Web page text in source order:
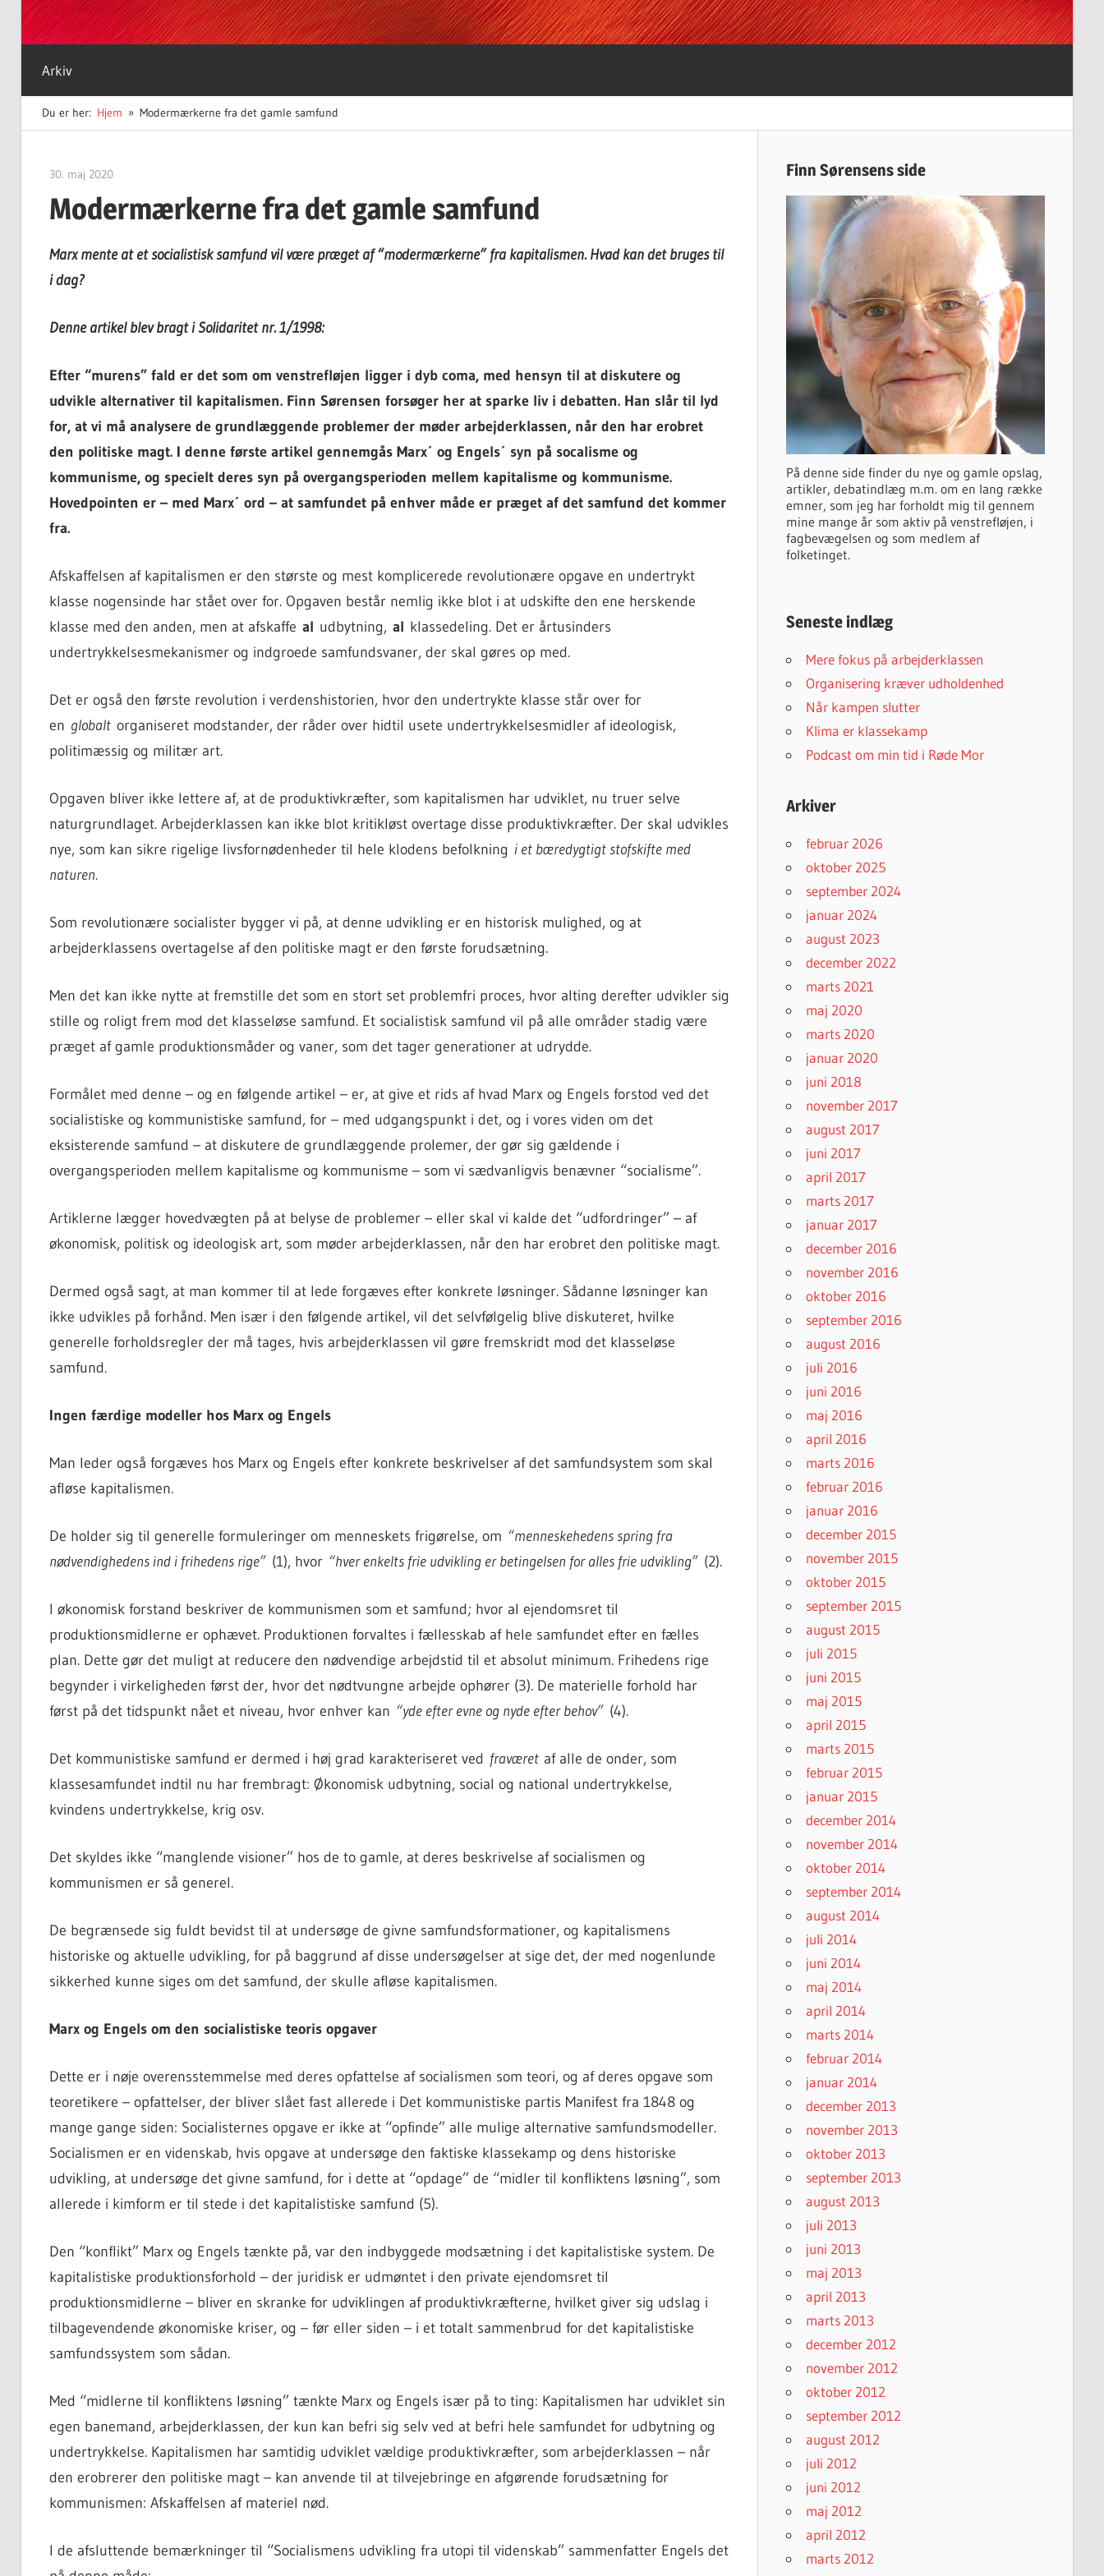
Arkiv
Du er her: Hjem Modermærkerne fra det gamle samfund
30. maj 2020Finn Sørensen
Modermærkerne fra det gamle samfund
Marx mente at et socialistisk samfund vil være præget af “modermærkerne” fra kapitalismen. Hvad kan det bruges til
i dag?
Denne artikel blev bragt i Solidaritet nr. 1/1998:
Efter “murens” fald er det som om venstrefløjen ligger i dyb coma, med hensyn til at diskutere og
udvikle alternativer til kapitalismen. Finn Sørensen forsøger her at sparke liv i debatten. Han slår til lyd
for, at vi må analysere de grundlæggende problemer der møder arbejderklassen, når den har erobret
den politiske magt. I denne første artikel gennemgås Marx´ og Engels´ syn på socalisme og
kommunisme, og specielt deres syn på overgangsperioden mellem kapitalisme og kommunisme.
Hovedpointen er – med Marx´ ord – at samfundet på enhver måde er præget af det samfund det kommer
fra.
Afskaffelsen af kapitalismen er den største og mest komplicerede revolutionære opgave en undertrykt
klasse nogensinde har stået over for. Opgaven består nemlig ikke blot i at udskifte den ene herskende
klasse med den anden, men at afskaffe al udbytning, al klassedeling. Det er årtusinders
undertrykkelsesmekanismer og indgroede samfundsvaner, der skal gøres op med.
Det er også den første revolution i verdenshistorien, hvor den undertrykte klasse står over for
en globaltorganiseret modstander, der råder over hidtil usete undertrykkelsesmidler af ideologisk,
politimæssig og militær art.
Opgaven bliver ikke lettere af, at de produktivkræfter, som kapitalismen har udviklet, nu truer selve
naturgrundlaget. Arbejderklassen kan ikke blot kritikløst overtage disse produktivkræfter. Der skal udvikles
nye, som kan sikre rigelige livsfornødenheder til hele klodens befolkning i et bæredygtigt stofskifte med
naturen.
Som revolutionære socialister bygger vi på, at denne udvikling er en historisk mulighed, og at
arbejderklassens overtagelse af den politiske magt er den første forudsætning.
Men det kan ikke nytte at fremstille det som en stort set problemfri proces, hvor alting derefter udvikler sig
stille og roligt frem mod det klasseløse samfund. Et socialistisk samfund vil på alle områder stadig være
præget af gamle produktionsmåder og vaner, som det tager generationer at udrydde.
Formålet med denne – og en følgende artikel – er, at give et rids af hvad Marx og Engels forstod ved det
socialistiske og kommunistiske samfund, for – med udgangspunkt i det, og i vores viden om det
eksisterende samfund – at diskutere de grundlæggende prolemer, der gør sig gældende i
overgangsperioden mellem kapitalisme og kommunisme – som vi sædvanligvis benævner “socialisme”.
Artiklerne lægger hovedvægten på at belyse de problemer – eller skal vi kalde det “udfordringer” – af
økonomisk, politisk og ideologisk art, som møder arbejderklassen, når den har erobret den politiske magt.
Dermed også sagt, at man kommer til at lede forgæves efter konkrete løsninger. Sådanne løsninger kan
ikke udvikles på forhånd. Men især i den følgende artikel, vil det selvfølgelig blive diskuteret, hvilke
generelle forholdsregler der må tages, hvis arbejderklassen vil gøre fremskridt mod det klasseløse
samfund.
Ingen færdige modeller hos Marx og Engels
Man leder også forgæves hos Marx og Engels efter konkrete beskrivelser af det samfundsystem som skal
afløse kapitalismen.
De holder sig til generelle formuleringer om menneskets frigørelse, om “menneskehedens spring fra
nødvendighedens ind i frihedens rige”(1), hvor “hver enkelts frie udvikling er betingelsen for alles frie udvikling”(2).
I økonomisk forstand beskriver de kommunismen som et samfund; hvor al ejendomsret til
produktionsmidlerne er ophævet. Produktionen forvaltes i fællesskab af hele samfundet efter en fælles
plan. Dette gør det muligt at reducere den nødvendige arbejdstid til et absolut minimum. Frihedens rige
begynder i virkeligheden først der, hvor det nødtvungne arbejde ophører (3). De materielle forhold har
først på det tidspunkt nået et niveau, hvor enhver kan “yde efter evne og nyde efter behov”(4).
Det kommunistiske samfund er dermed i høj grad karakteriseret ved fraværet af alle de onder, som
klassesamfundet indtil nu har frembragt: Økonomisk udbytning, social og national undertrykkelse,
kvindens undertrykkelse, krig osv.
Det skyldes ikke “manglende visioner” hos de to gamle, at deres beskrivelse af socialismen og
kommunismen er så generel.
De begrænsede sig fuldt bevidst til at undersøge de givne samfundsformationer, og kapitalismens
historiske og aktuelle udvikling, for på baggrund af disse undersøgelser at sige det, der med nogenlunde
sikkerhed kunne siges om det samfund, der skulle afløse kapitalismen.
Marx og Engels om den socialistiske teoris opgaver
Dette er i nøje overensstemmelse med deres opfattelse af socialismen som teori, og af deres opgave som
teoretikere – opfattelser, der bliver slået fast allerede i Det kommunistiske partis Manifest fra 1848 og
mange gange siden: Socialisternes opgave er ikke at “opfinde” alle mulige alternative samfundsmodeller.
Socialismen er en videnskab, hvis opgave at undersøge den faktiske klassekamp og dens historiske
udvikling, at undersøge det givne samfund, for i dette at “opdage” de “midler til konfliktens løsning”, som
allerede i kimform er til stede i det kapitalistiske samfund (5).
Den “konflikt” Marx og Engels tænkte på, var den indbyggede modsætning i det kapitalistiske system. De
kapitalistiske produktionsforhold – der juridisk er udmøntet i den private ejendomsret til
produktionsmidlerne – bliver en skranke for udviklingen af produktivkræfterne, hvilket giver sig udslag i
tilbagevendende økonomiske kriser, og – før eller siden – i et totalt sammenbrud for det kapitalistiske
samfundssystem som sådan.
Med “midlerne til konfliktens løsning” tænkte Marx og Engels især på to ting: Kapitalismen har udviklet sin
egen banemand, arbejderklassen, der kun kan befri sig selv ved at befri hele samfundet for udbytning og
undertrykkelse. Kapitalismen har samtidig udviklet vældige produktivkræfter, som arbejderklassen – når
den erobrerer den politiske magt – kan anvende til at tilvejebringe en afgørende forudsætning for
kommunismen: Afskaffelsen af materiel nød.
I de afsluttende bemærkninger til “Socialismens udvikling fra utopi til videnskab” sammenfatter Engels det
Finn Sørensens side
På denne side finder du nye og gamle opslag,
artikler, debatindlæg m.m. om en lang række
emner, som jeg har forholdt mig til gennem
mine mange år som aktiv på venstrefløjen, i
fagbevægelsen og som medlem af
folketinget.
Seneste indlæg
Mere fokus på arbejderklassen
Organisering kræver udholdenhed
Når kampen slutter
Klima er klassekamp
Podcast om min tid i Røde Mor
Arkiver
februar 2026
oktober 2025
september 2024
januar 2024
august 2023
december 2022
marts 2021
maj 2020
marts 2020
januar 2020
juni 2018
november 2017
august 2017
juni 2017
april 2017
marts 2017
januar 2017
december 2016
november 2016
oktober 2016
september 2016
august 2016
juli 2016
juni 2016
maj 2016
april 2016
marts 2016
februar 2016
januar 2016
december 2015
november 2015
oktober 2015
september 2015
august 2015
juli 2015
juni 2015
maj 2015
april 2015
marts 2015
februar 2015
januar 2015
december 2014
november 2014
oktober 2014
september 2014
august 2014
juli 2014
juni 2014
maj 2014
april 2014
marts 2014
februar 2014
januar 2014
december 2013
november 2013
oktober 2013
september 2013
august 2013
juli 2013
juni 2013
maj 2013
april 2013
marts 2013
december 2012
november 2012
oktober 2012
september 2012
august 2012
juli 2012
juni 2012
maj 2012
april 2012
marts 2012